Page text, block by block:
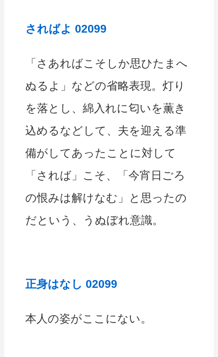
さればよ 02099
「さあればこそしか思ひたまへ
ぬるよ」などの省略表現。灯り
を落とし、綿入れに匂いを薫き
込めるなどして、夫を迎える準
備がしてあったことに対して
「されば」こそ、「今宵日ごろ
の恨みは解けなむ」と思ったの
だという、うぬぼれ意識。
正身はなし 02099
本人の姿がここにない。